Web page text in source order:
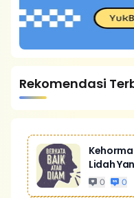
Rekomendasi
Lidah
0 0